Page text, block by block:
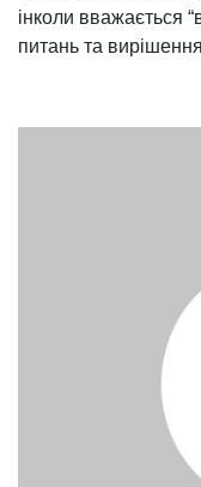
інколи вважається
питань та